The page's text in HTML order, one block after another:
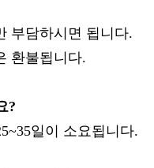
부담하시면 됩니다.
환불됩니다.
?
일이 소요됩니다.